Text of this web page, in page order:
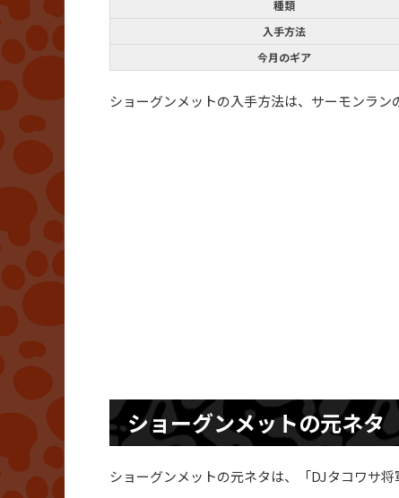
種類
入手方法
今月のギア
ショーグンメットの入手方法は、サーモンラン
ショーグンメットの元ネタ
ショーグンメットの元ネタは、「DJタコワサ将